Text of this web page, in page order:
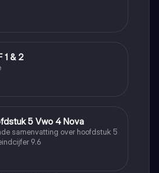
1 & 2
5 Vwo 4 Nova
samenvatting over hoofdstuk 5
9.6